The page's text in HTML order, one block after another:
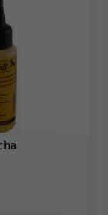
44 ,99 zł